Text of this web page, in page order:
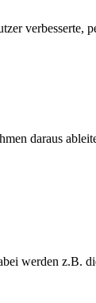
verbesserte,
daraus
werden z.B.